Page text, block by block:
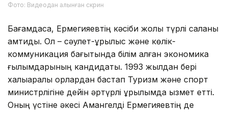
Фото: Видеодан алынған скрин
Бағамдасақ, Ермегияевтің кәсіби жолы түрлі саланы
қамтиды. Ол – сәулет-құрылыс және көлік-
коммуникация бағытында білім алған экономика
ғылымдарының кандидаты. 1993 жылдан бері
халықаралық қорлардан бастап Туризм және спорт
министрлігіне дейін әртүрлі құрылымда қызмет етті.
Оның үстіне әкесі Амангелді Ермегияевтің де